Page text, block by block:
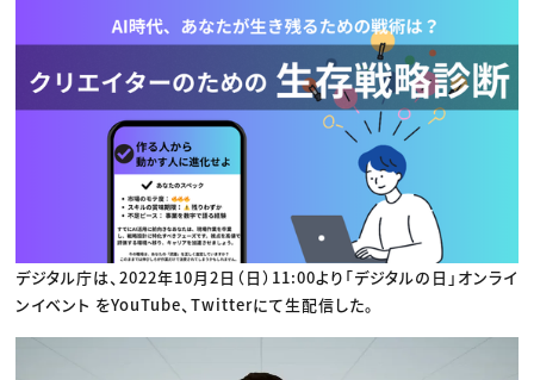
C＆R Magazine
映像
広告
出版
CREATIVE VILLAGEからのお知らせ
プロフェッショナル×つながる×メディア
デジタル庁は、2022年10月2日（日）11:00より「デジタルの日」オンライ
ンイベント をYouTube、Twitterにて生配信した。